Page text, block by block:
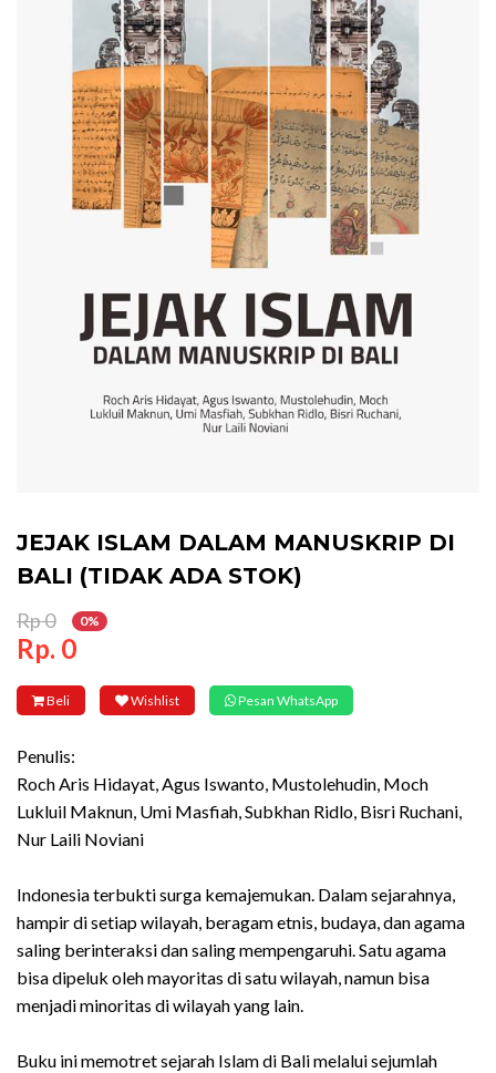
JEJAK ISLAM DALAM MANUSKRIP DI
BALI (TIDAK ADA STOK)
Rp 0 0%
Rp. 0
Beli Wishlist Pesan WhatsApp
Penulis:
Roch Aris Hidayat, Agus Iswanto, Mustolehudin, Moch
Lukluil Maknun, Umi Masfiah, Subkhan Ridlo, Bisri Ruchani,
Nur Laili Noviani
Indonesia terbukti surga kemajemukan. Dalam sejarahnya,
hampir di setiap wilayah, beragam etnis, budaya, dan agama
saling berinteraksi dan saling mempengaruhi. Satu agama
bisa dipeluk oleh mayoritas di satu wilayah, namun bisa
menjadi minoritas di wilayah yang lain.
Buku ini memotret sejarah Islam di Bali melalui sejumlah